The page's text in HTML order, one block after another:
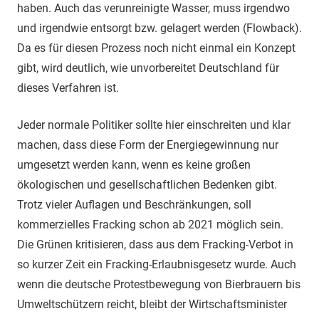
haben. Auch das verunreinigte Wasser, muss irgendwo
und irgendwie entsorgt bzw. gelagert werden (Flowback).
Da es für diesen Prozess noch nicht einmal ein Konzept
gibt, wird deutlich, wie unvorbereitet Deutschland für
dieses Verfahren ist.
Jeder normale Politiker sollte hier einschreiten und klar
machen, dass diese Form der Energiegewinnung nur
umgesetzt werden kann, wenn es keine großen
ökologischen und gesellschaftlichen Bedenken gibt.
Trotz vieler Auflagen und Beschränkungen, soll
kommerzielles Fracking schon ab 2021 möglich sein.
Die Grünen kritisieren, dass aus dem Fracking-Verbot in
so kurzer Zeit ein Fracking-Erlaubnisgesetz wurde. Auch
wenn die deutsche Protestbewegung von Bierbrauern bis
Umweltschützern reicht, bleibt der Wirtschaftsminister